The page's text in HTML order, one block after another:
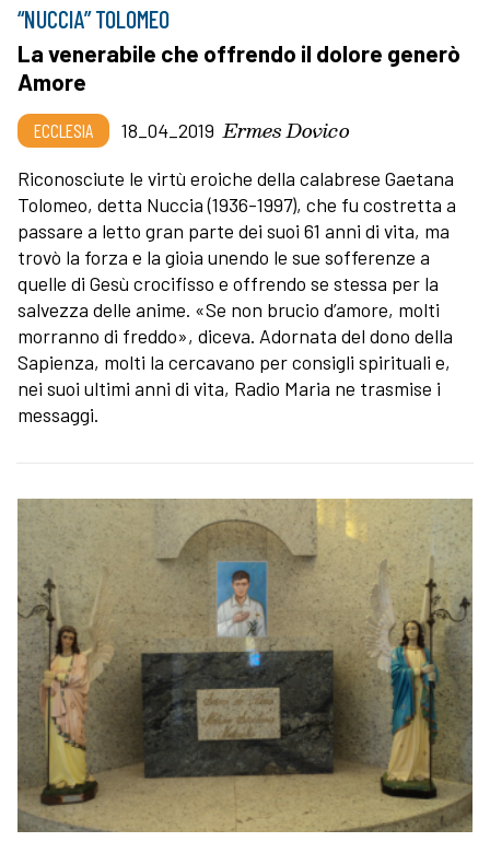
“NUCCIA” TOLOMEO
La venerabile che offrendo il dolore generò
Amore
ECCLESIA 18_04_2019 Ermes Dovico
Riconosciute le virtù eroiche della calabrese Gaetana
Tolomeo, detta Nuccia (1936-1997), che fu costretta a
passare a letto gran parte dei suoi 61 anni di vita, ma
trovò la forza e la gioia unendo le sue sofferenze a
quelle di Gesù crocifisso e offrendo se stessa per la
salvezza delle anime. «Se non brucio d’amore, molti
morranno di freddo», diceva. Adornata del dono della
Sapienza, molti la cercavano per consigli spirituali e,
nei suoi ultimi anni di vita, Radio Maria ne trasmise i
messaggi.